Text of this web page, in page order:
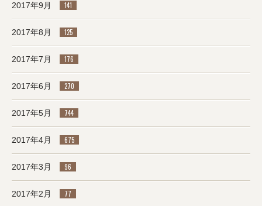
2017年9月 141
2017年8月 125
2017年7月 176
2017年6月 270
2017年5月 744
2017年4月 675
2017年3月 96
2017年2月 77